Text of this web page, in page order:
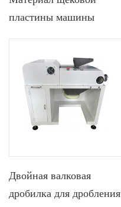
пластины машины
Двойная валковая
дробилка для дробления